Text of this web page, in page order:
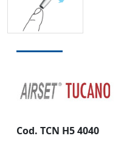
Cod. TCN H5 4040